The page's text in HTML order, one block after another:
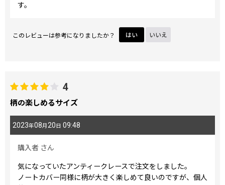
す。
このレビューは参考になりましたか？ はい いいえ
4
柄の楽しめるサイズ
2023年08月 20 日 09:48
購入者 さん
気になっていたアンティークレースで注文をしました。
ノートカバー同様に柄が大きく楽しめて良いのですが、個人